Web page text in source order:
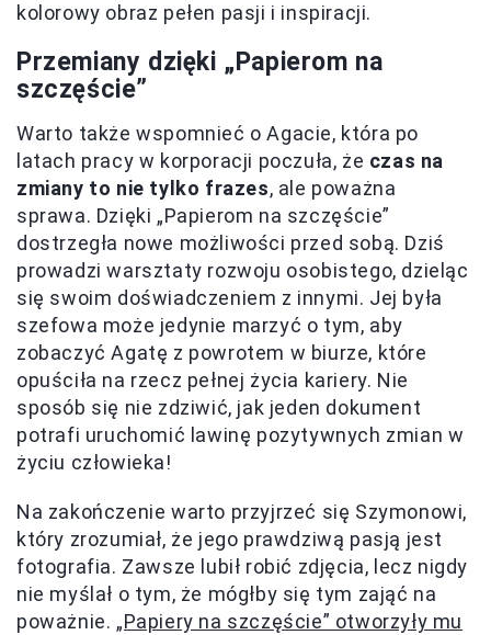
kolorowy obraz pełen pasji i inspiracji.
Przemiany dzięki „Papierom na
szczęście”
Warto także wspomnieć o Agacie, która po
latach pracy w korporacji poczuła, że czas na
zmiany to nie tylko frazes, ale poważna
sprawa. Dzięki „Papierom na szczęście”
dostrzegła nowe możliwości przed sobą. Dziś
prowadzi warsztaty rozwoju osobistego, dzieląc
się swoim doświadczeniem z innymi. Jej była
szefowa może jedynie marzyć o tym, aby
zobaczyć Agatę z powrotem w biurze, które
opuściła na rzecz pełnej życia kariery. Nie
sposób się nie zdziwić, jak jeden dokument
potrafi uruchomić lawinę pozytywnych zmian w
życiu człowieka!
Na zakończenie warto przyjrzeć się Szymonowi,
który zrozumiał, że jego prawdziwą pasją jest
fotografia. Zawsze lubił robić zdjęcia, lecz nigdy
nie myślał o tym, że mógłby się tym zająć na
poważnie. „Papiery na szczęście” otworzyły mu